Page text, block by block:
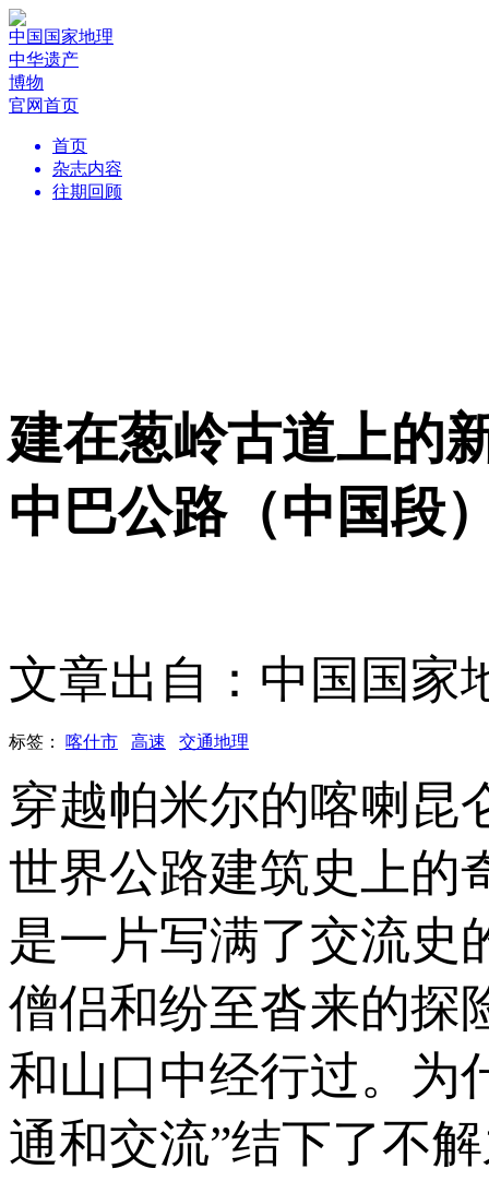
中国国家地理
中华遗产
博物
官网首页
首页
杂志内容
往期回顾
建在葱岭古道上的
中巴公路（中国段
文章出自：中国国家
标签： 喀什市 高速 交通地理
穿越帕米尔的喀喇昆
世界公路建筑史上的
是一片写满了交流史
僧侣和纷至沓来的探
和山口中经行过。为
通和交流”结下了不